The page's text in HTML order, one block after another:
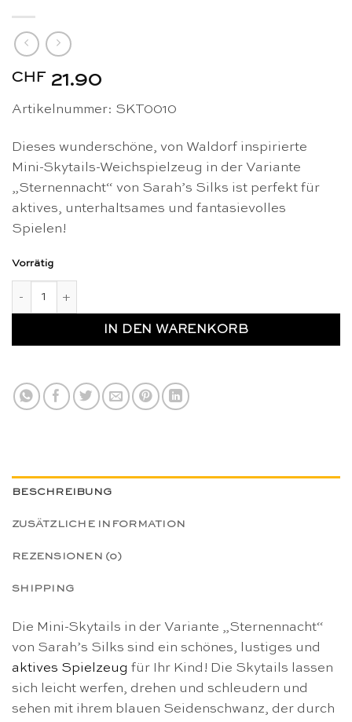
CHF 21.90
Artikelnummer: SKT0010
Dieses wunderschöne, von Waldorf inspirierte
Mini-Skytails-Weichspielzeug in der Variante
„Sternennacht“ von Sarah’s Silks ist perfekt für
aktives, unterhaltsames und fantasievolles
Spielen!
Vorrätig
IN DEN WARENKORB
BESCHREIBUNG
ZUSÄTZLICHE INFORMATION
REZENSIONEN (0)
SHIPPING
Die Mini-Skytails in der Variante „Sternennacht“
von Sarah’s Silks sind ein schönes, lustiges und
aktives Spielzeug für Ihr Kind! Die Skytails lassen
sich leicht werfen, drehen und schleudern und
sehen mit ihrem blauen Seidenschwanz, der durch